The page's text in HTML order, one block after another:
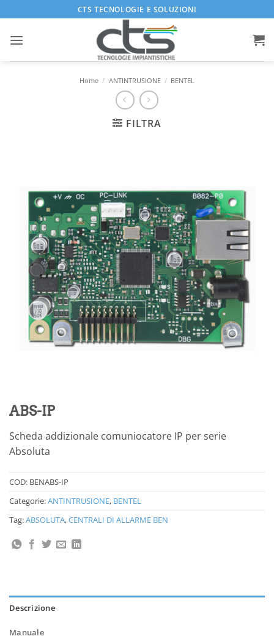
ai
contenuti
CTS TECNOLOGIE E SOLUZIONI
Home / ANTINTRUSIONE / BENTEL
FILTRA
ABS-IP
Scheda addizionale comuniocatore IP per serie
Absoluta
COD: BENABS-IP
Categorie:ANTINTRUSIONE, BENTEL
Tag:ABSOLUTA,CENTRALI DI ALLARME BEN
Descrizione
Manuale